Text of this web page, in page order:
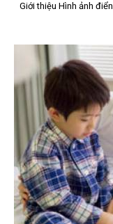
Giới thiệu Hình ảnh